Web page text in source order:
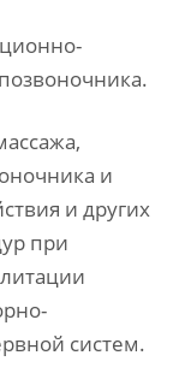
и
и других
при
систем.